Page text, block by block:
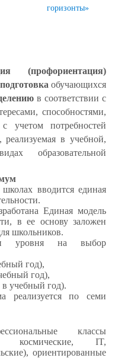
горизонты»
(профориентация)
подготовка обучающихся
в соответствии с
способностями,
учетом потребностей
в учебной,
образовательной
вводится единая
Единая модель
в ее основу заложен
школьников.
уровня на выбор
год),
год),
в учебный год).
реализуется по семи
классы
космические, IT,
ориентированные